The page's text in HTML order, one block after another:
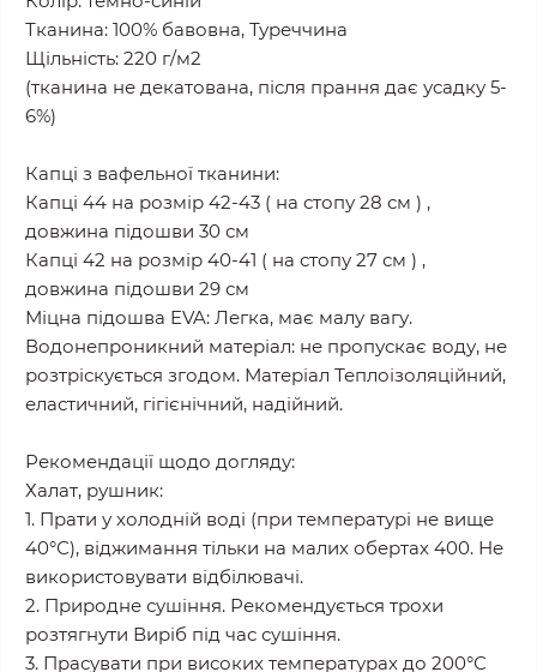
Тканина: 100% бавовна, Туреччина
Щільність: 220 г/м2
(тканина не декатована, після прання дає усадку 5-
6%)
Капці з вафельної тканини:
Капці 44 на розмір 42-43 ( на стопу 28 см ) ,
довжина підошви 30 см
Капці 42 на розмір 40-41 ( на стопу 27 см ) ,
довжина підошви 29 см
Міцна підошва EVA: Легка, має малу вагу.
Водонепроникний матеріал: не пропускає воду, не
розтріскується згодом. Матеріал Теплоізоляційний,
еластичний, гігієнічний, надійний.
Рекомендації щодо догляду:
Халат, рушник:
1. Прати у холодній воді (при температурі не вище
40°С), віджимання тільки на малих обертах 400. Не
використовувати відбілювачі.
2. Природне сушіння. Рекомендується трохи
розтягнути Виріб під час сушіння.
3. Прасувати при високих температурах до 200°С